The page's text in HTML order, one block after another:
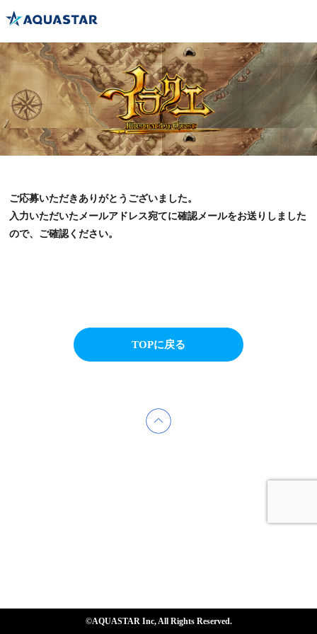
ご応募いただきありがとうございました。
入力いただいたメールアドレス宛てに確認メールをお送りしました
ので、ご確認ください。
TOPに戻る
©AQUASTAR Inc, All Rights Reserved.